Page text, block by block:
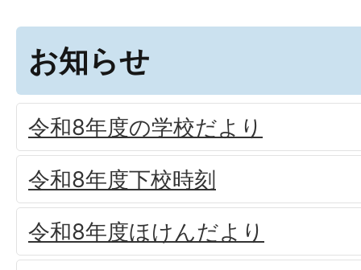
お知らせ
令和8年度の学校だより
令和8年度下校時刻
令和8年度ほけんだより